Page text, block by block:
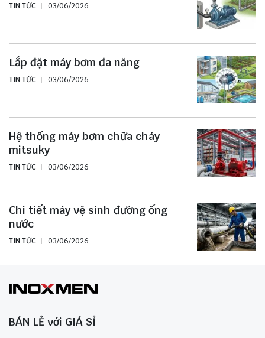
TIN TỨC 03/06/2026
Lắp đặt máy bơm đa năng
TIN TỨC 03/06/2026
Hệ thống máy bơm chữa cháy
mitsuky
TIN TỨC 03/06/2026
Chi tiết máy vệ sinh đường ống
nước
TIN TỨC 03/06/2026
BÁN LẺ với GIÁ SỈ